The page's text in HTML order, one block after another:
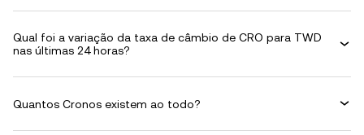
Qual foi a variação da taxa de câmbio de CRO para TWD
nas últimas 24 horas?
Quantos Cronos existem ao todo?